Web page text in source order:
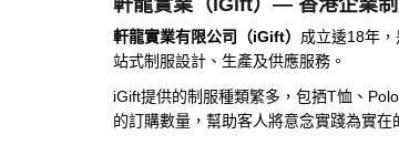
軒龍實業有限公司（iGift） 成立逶18年
站式制服設計、生產及供應服務。
iGift提供的制服種類繁多，包拪T恤、
的訂購數量，幫助客人將意念實踐為實在